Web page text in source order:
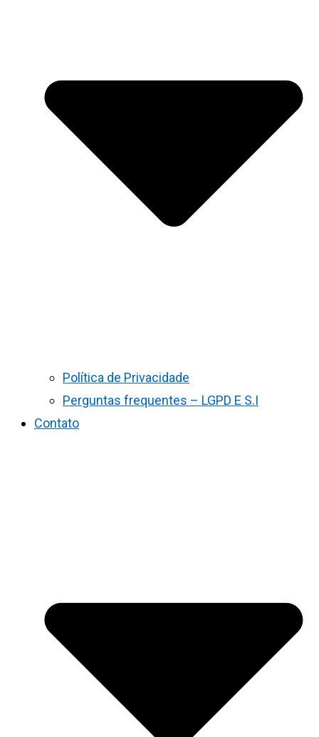
Política de Privacidade
Perguntas frequentes – LGPD E S.I
Contato